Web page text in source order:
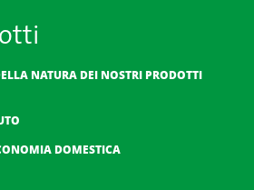
NATURA DEI NOSTRI PRODOTTI
DOMESTICA